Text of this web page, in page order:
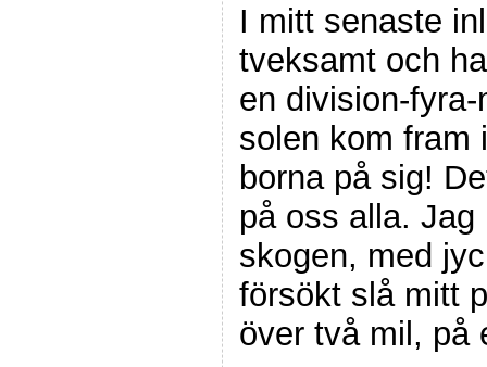
I mitt senaste
tveksamt och
en division-
solen kom fram
borna på sig!
på oss alla.
skogen, med
försökt slå mitt
över två mil,